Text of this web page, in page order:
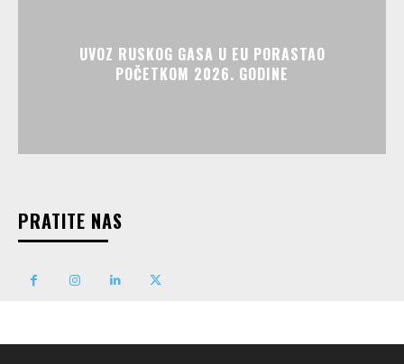
UVOZ RUSKOG GASA U EU PORASTAO
POČETKOM 2026. GODINE
PRATITE NAS